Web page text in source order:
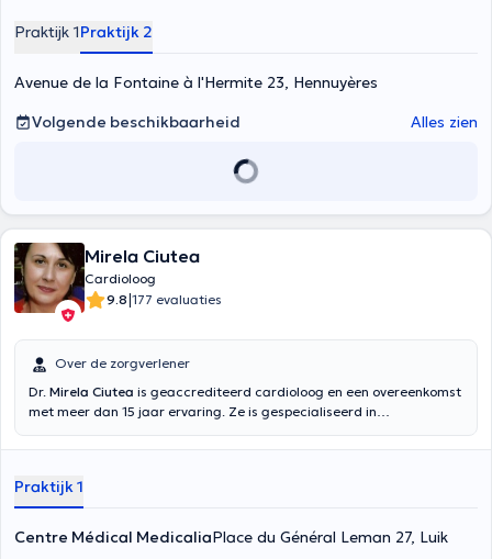
Praktijk 1Praktijk 2
Avenue de la Fontaine à l'Hermite 23, Hennuyères
Volgende beschikbaarheid
Alles zien
Mirela Ciutea
Cardioloog
9.8|177 evaluaties
Over de zorgverlener
Dr. Mirela Ciutea is geaccrediteerd cardioloog en een overeenkomst
met meer dan 15 jaar ervaring. Ze is gespecialiseerd in
andere raadplegingen. Mirela Ciutea is rustig, luisteren, menselijke
voor consultatie in de kliniek. Het heeft ook activiteiten in het
laboratorium van echocardiografie en verzekert zijn collega
bewaring of Cardiology en Cardiac Resuscitation (ICU) en de
algemene in de kliniek Reine Astrid Malmedy. Tijdens het overleg in
Praktijk 1
Centre Médical MedicaliaPlace du Général Leman 27, Luik